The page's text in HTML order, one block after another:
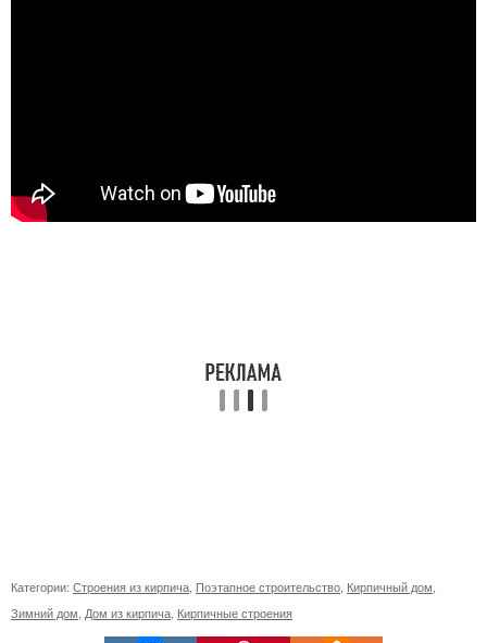
Категории: Строения из кирпича Поэтапное строительство Кирпичный дом
Зимний дом Дом из кирпича Кирпичные строения